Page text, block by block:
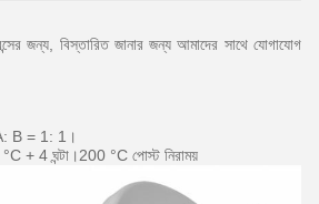
জন্য, বিস্তারিত জানার জন্য আমাদের সাথে যোগাযোগ
A: B = 1: 1।
+ 4 ঘন্টা।200 °C পোস্ট নিরাময়